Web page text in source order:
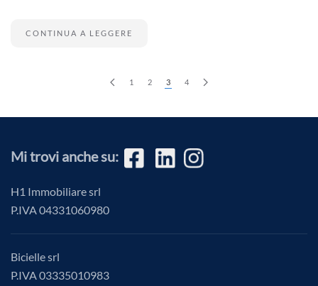
CONTINUA A LEGGERE
1 2 3 4
Mi trovi anche su:
H1 Immobiliare srl
P.IVA04331060980
Bicielle srl
P.IVA 03335010983